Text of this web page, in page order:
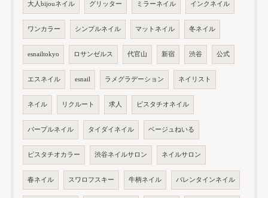
大人bijouネイル グリッター ミラーネイル インクネイル
ワンカラー シンプルネイル マットネイル 冬ネイル
esnailtokyo ロサンゼルス 代官山 新宿 渋谷 公式
エスネイル esnail ラメグラデーション ネイリスト
ネイル リクルート 求人 ピスタチオネイル
パープルネイル タイダイネイル ベージュねいる
ピスタチオカラー 渋谷ネイルサロン ネイルサロン
春ネイル スワロフスキー 牛柄ネイル バレンタインネイル